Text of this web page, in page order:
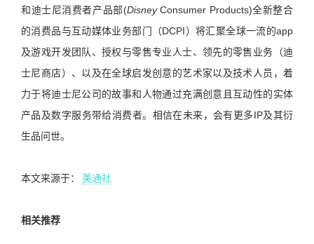
和迪士尼消费者产品部(DisneyConsumer Products)全新整合
的消费品与互动媒体业务部门（DCPI）将汇聚全球一流的app
及游戏开发团队、授权与零售专业人士、领先的零售业务（迪
士尼商店）、以及在全球启发创意的艺术家以及技术人员，着
力于将迪士尼公司的故事和人物通过充满创意且互动性的实体
产品及数字服务带给消费者。相信在未来，会有更多IP及其衍
生品问世。
本文来源于： 美通社
相关推荐